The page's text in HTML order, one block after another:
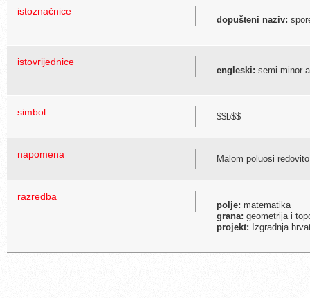
istoznačnice
dopušteni naziv:
istovrijednice
engleski: semi-minor
simbol $$b$$
napomena Malom poluosi
razredba
polje: matematika
grana: geometrija i
projekt: Izgradnja